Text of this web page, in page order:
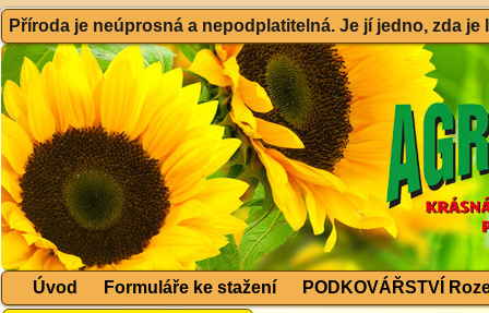
Příroda je neúprosná a nepodplatitelná. Je jí jedno, zda
Úvod Formuláře ke stažení PODKOVÁŘSTVÍ